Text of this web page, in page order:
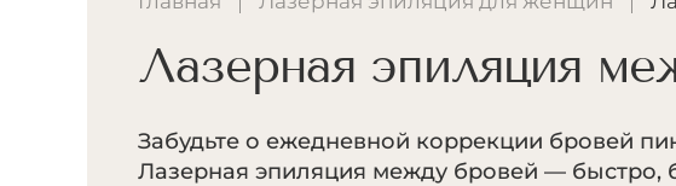
Лазерная эпиляция
Забудьте о ежедневной коррекции бровей
Лазерная эпиляция между бровей — быстро,